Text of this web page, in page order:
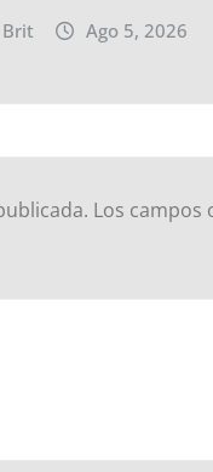
Brit Ago 5, 2026
Los campos